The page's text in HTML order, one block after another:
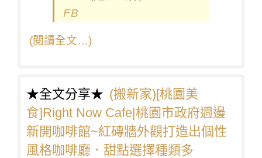
FB
(閱讀全文…)
★全文分享★ (搬新家)[桃園美
食]Right Now Cafe|桃園市政府週邊
新開咖啡館~紅磚牆外觀打造出個性
風格咖啡廳．甜點選擇種類多